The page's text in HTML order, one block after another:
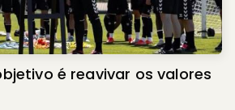
é reavivar os valores